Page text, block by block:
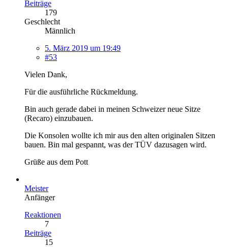
Beiträge
179
Geschlecht
Männlich
5. März 2019 um 19:49
#53
Vielen Dank,
Für die ausführliche Rückmeldung.
Bin auch gerade dabei in meinen Schweizer neue Sitze
(Recaro) einzubauen.
Die Konsolen wollte ich mir aus den alten originalen Sitzen
bauen. Bin mal gespannt, was der TÜV dazusagen wird.
Grüße aus dem Pott
Meister
Anfänger
Reaktionen
7
Beiträge
15